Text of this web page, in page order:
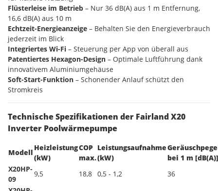
Flüsterleise im Betrieb – Nur 36 dB(A) aus 1 m Entfernung,
16,6 dB(A) aus 10 m
Echtzeit-Energieanzeige – Behalten Sie den Energieverbrauch
jederzeit im Blick
Integriertes Wi-Fi – Steuerung per App von überall aus
Patentiertes Hexagon-Design – Optimale Luftführung dank
innovativem Aluminiumgehäuse
Soft-Start-Funktion – Schonender Anlauf schützt den
Stromkreis
Technische Spezifikationen der Fairland X20
Inverter Poolwärmepumpe
Modell
Heizleistung
(kW)
COP
max.
Leistungsaufnahme
(kW)
bei 1 m [dB(A)]
X20HP-
09
9,5 18,8 0,5 - 1,2
36